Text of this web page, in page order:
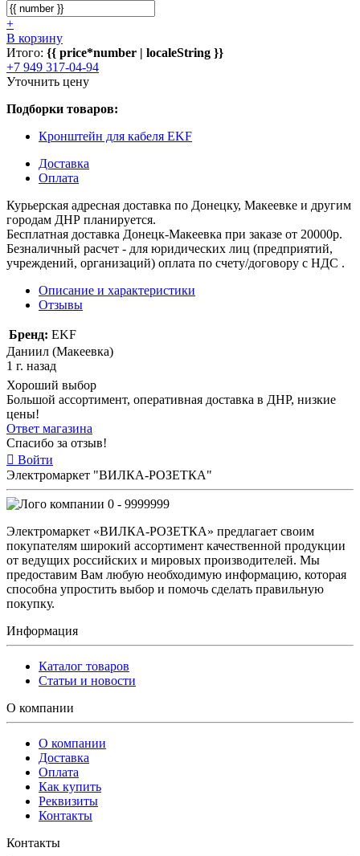
+
В корзину
Итого: {{ price*number | localeString }}
+7 949 317-04-94
Уточнить цену
Подборки товаров:
Кронштейн для кабеля EKF
Доставка
Оплата
Курьерская адресная доставка по Донецку, Макеевке и другим
городам ДНР планируется.
Бесплатная доставка Донецк-Макеевка при заказе от 20000р.
Безналичный расчет - для юридических лиц (предприятий,
учреждений, организаций) оплата по счету/договору с НДС .
Описание и характеристики
Отзывы
Бренд: EKF
Даниил (Макеевка)
1 г. назад
Хороший выбор
Большой ассортимент, оперативная доставка в ДНР, низкие
цены!
Ответ магазина
Спасибо за отзыв!
Войти
Электромаркет "ВИЛКА-РОЗЕТКА"
0 - 9999999
Электромаркет «ВИЛКА-РОЗЕТКА» предлагает своим
покупателям широкий ассортимент качественной продукции
от ведущих российских и мировых производителей. Мы
предоставим Вам любую необходимую информацию, которая
способна упростить выбор и помочь сделать правильную
покупку.
Информация
Каталог товаров
Статьи и новости
О компании
О компании
Доставка
Оплата
Как купить
Реквизиты
Контакты
Контакты